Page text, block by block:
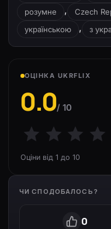
розумне , Czech
українською , з
ОЦІНКА UKRFLIX
0.0/ 10
Оціни від 1 до 10
ЧИ СПОДОБАЛОСЬ?
0